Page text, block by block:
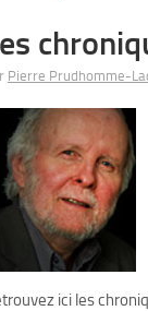
Pierre Prudhomme-
ici les